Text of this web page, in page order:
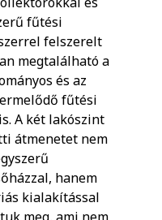
fűtési
felszerelt
megtalálható a
és az
fűtési
A két lakószint
átmenetet nem
hanem
kialakítással